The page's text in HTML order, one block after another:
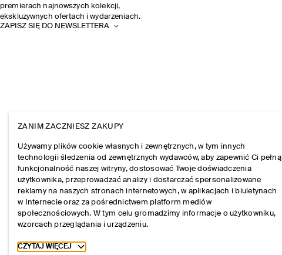
premierach najnowszych kolekcji,
ekskluzywnych ofertach i wydarzeniach.
ZAPISZ SIĘ DO NEWSLETTERA
ZANIM ZACZNIESZ ZAKUPY
Używamy plików cookie własnych i zewnętrznych, w tym innych
technologii śledzenia od zewnętrznych wydawców, aby zapewnić Ci pełną
funkcjonalność naszej witryny, dostosować Twoje doświadczenia
użytkownika, przeprowadzać analizy i dostarczać spersonalizowane
reklamy na naszych stronach internetowych, w aplikacjach i biuletynach
w Internecie oraz za pośrednictwem platform mediów
społecznościowych. W tym celu gromadzimy informacje o użytkowniku,
wzorcach przeglądania i urządzeniu.
Toggle more cookie information
CZYTAJ WIĘCEJ